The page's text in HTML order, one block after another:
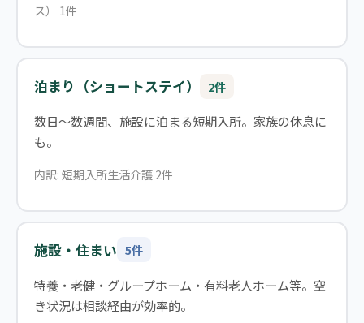
ス） 1件
泊まり（ショートステイ） 2件
数日〜数週間、施設に泊まる短期入所。家族の休息に
も。
内訳: 短期入所生活介護 2件
施設・住まい 5件
特養・老健・グループホーム・有料老人ホーム等。空
き状況は相談経由が効率的。